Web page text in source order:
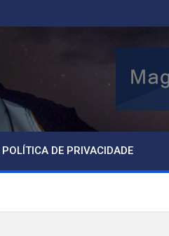
POLÍTICA DE PRIVACIDADE